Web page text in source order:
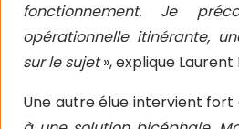
fonctionnement. Je
opérationnelle itinérante,
sur le sujet», explique
Une autre élue intervient fort